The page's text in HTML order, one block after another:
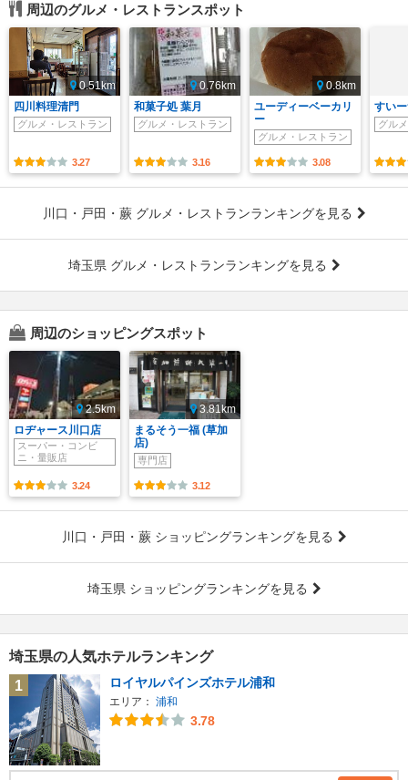
周辺のグルメ・レストランスポット
0.51km
四川料理清門
グルメ・レストラン
3.27
0.76km
和菓子処 葉月
グルメ・レストラン
3.16
0.8km
ユーディーベーカリ
ー
グルメ・レストラン
3.08
すい
グル
川口・戸田・蕨 グルメ・レストランランキングを見る
埼玉県 グルメ・レストランランキングを見る
周辺のショッピングスポット
2.5km
ロヂャース川口店
スーパー・コンビ
ニ・量販店
3.24
3.81km
まるそう一福 (草加
店)
専門店
3.12
川口・戸田・蕨 ショッピングランキングを見る
埼玉県 ショッピングランキングを見る
埼玉県の人気ホテルランキング
1
ロイヤルパインズホテル浦和
エリア： 浦和
3.78